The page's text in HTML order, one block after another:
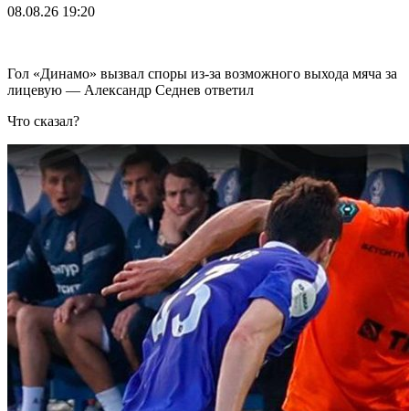
08.08.26 19:20
Гол «Динамо» вызвал споры из-за возможного выхода мяча за
лицевую — Александр Седнев ответил
Что сказал?